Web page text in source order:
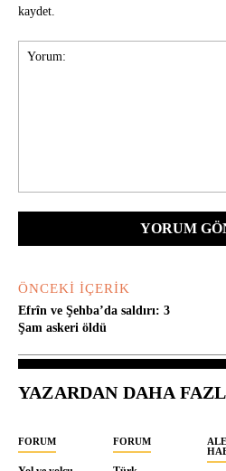
kaydet.
ÖNCEKI İÇERIK
Efrîn ve Şehba’da saldırı: 3
Şam askeri öldü
YAZARDAN DAHA
FORUM FORUM